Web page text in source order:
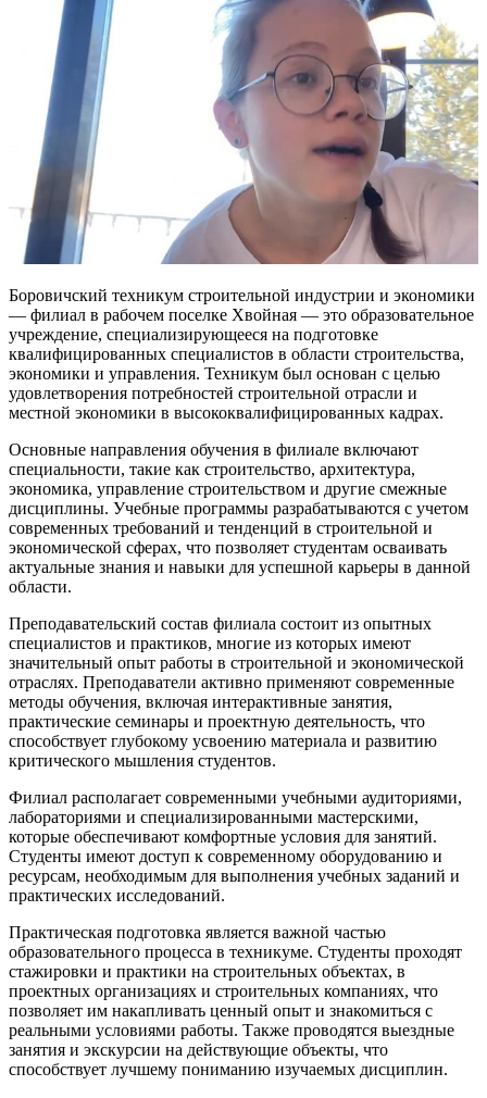
Боровичский техникум строительной индустрии и экономики
— филиал в рабочем поселке Хвойная — это образовательное
учреждение, специализирующееся на подготовке
квалифицированных специалистов в области строительства,
экономики и управления. Техникум был основан с целью
удовлетворения потребностей строительной отрасли и
местной экономики в высококвалифицированных кадрах.
Основные направления обучения в филиале включают
специальности, такие как строительство, архитектура,
экономика, управление строительством и другие смежные
дисциплины. Учебные программы разрабатываются с учетом
современных требований и тенденций в строительной и
экономической сферах, что позволяет студентам осваивать
актуальные знания и навыки для успешной карьеры в данной
области.
Преподавательский состав филиала состоит из опытных
специалистов и практиков, многие из которых имеют
значительный опыт работы в строительной и экономической
отраслях. Преподаватели активно применяют современные
методы обучения, включая интерактивные занятия,
практические семинары и проектную деятельность, что
способствует глубокому усвоению материала и развитию
критического мышления студентов.
Филиал располагает современными учебными аудиториями,
лабораториями и специализированными мастерскими,
которые обеспечивают комфортные условия для занятий.
Студенты имеют доступ к современному оборудованию и
ресурсам, необходимым для выполнения учебных заданий и
практических исследований.
Практическая подготовка является важной частью
образовательного процесса в техникуме. Студенты проходят
стажировки и практики на строительных объектах, в
проектных организациях и строительных компаниях, что
позволяет им накапливать ценный опыт и знакомиться с
реальными условиями работы. Также проводятся выездные
занятия и экскурсии на действующие объекты, что
способствует лучшему пониманию изучаемых дисциплин.